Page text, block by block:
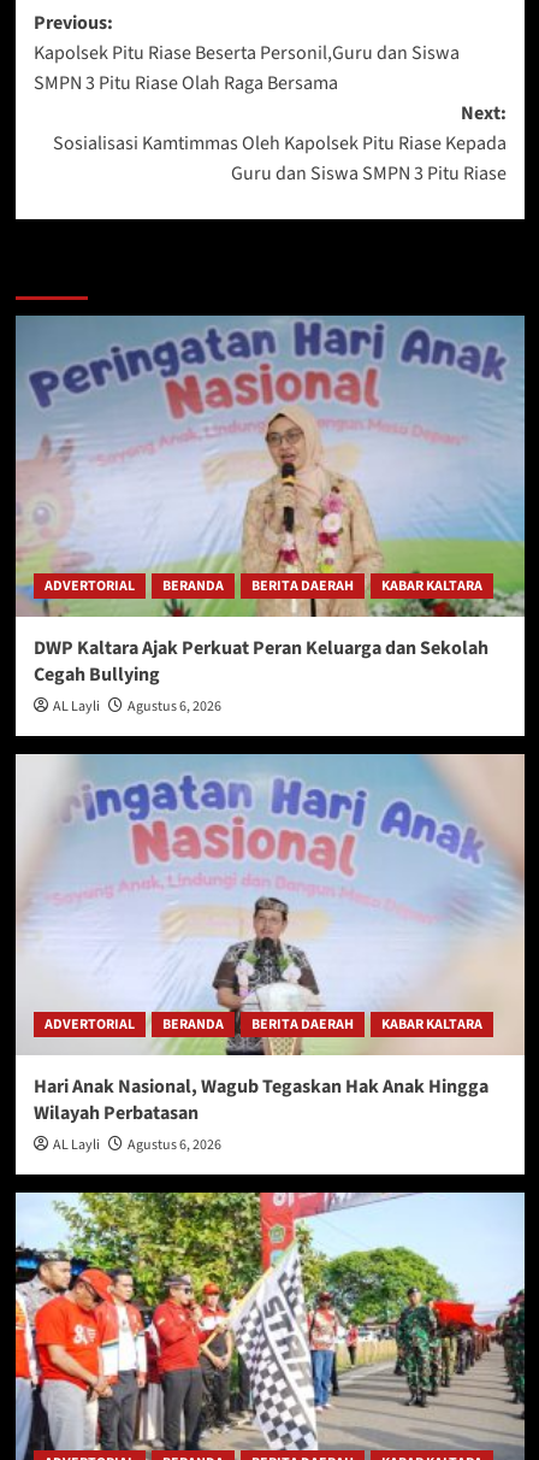
Post
navigation
Previous:
Kapolsek Pitu Riase Beserta Personil,Guru dan Siswa
SMPN 3 Pitu Riase Olah Raga Bersama
Next:
Sosialisasi Kamtimmas Oleh Kapolsek Pitu Riase Kepada
Guru dan Siswa SMPN 3 Pitu Riase
ADVERTORIAL BERANDA BERITA DAERAH KABAR KALTARA
DWP Kaltara Ajak Perkuat Peran Keluarga dan Sekolah
Cegah Bullying
AL Layli Agustus 6, 2026
ADVERTORIAL BERANDA BERITA DAERAH KABAR KALTARA
Hari Anak Nasional, Wagub Tegaskan Hak Anak Hingga
Wilayah Perbatasan
AL Layli Agustus 6, 2026